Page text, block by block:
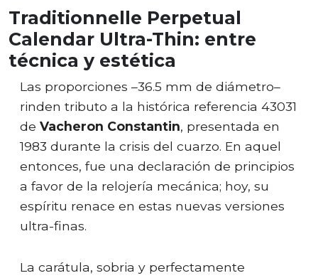
Traditionnelle Perpetual
Calendar Ultra-Thin: entre
técnica y estética
Las proporciones –36.5 mm de diámetro–
rinden tributo a la histórica referencia 43031
de Vacheron Constantin, presentada en
1983 durante la crisis del cuarzo. En aquel
entonces, fue una declaración de principios
a favor de la relojería mecánica; hoy, su
espíritu renace en estas nuevas versiones
ultra-finas.
La carátula, sobria y perfectamente